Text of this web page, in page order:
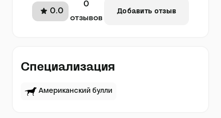
0.0
0
отзывов
Добавить отзыв
Специализация
Американский булли